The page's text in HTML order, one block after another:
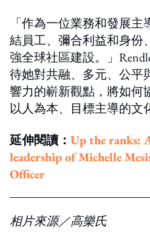
「作為一位業務和發展
結員工、彌合利益和身份
強全球社區建設。」
待她對共融、多元、公平
響力的嶄新觀點，將如何
以人為本、目標主導的文
延伸閱讀： Up the ranks:
leadership of Michelle
Officer
相片來源／高樂氏